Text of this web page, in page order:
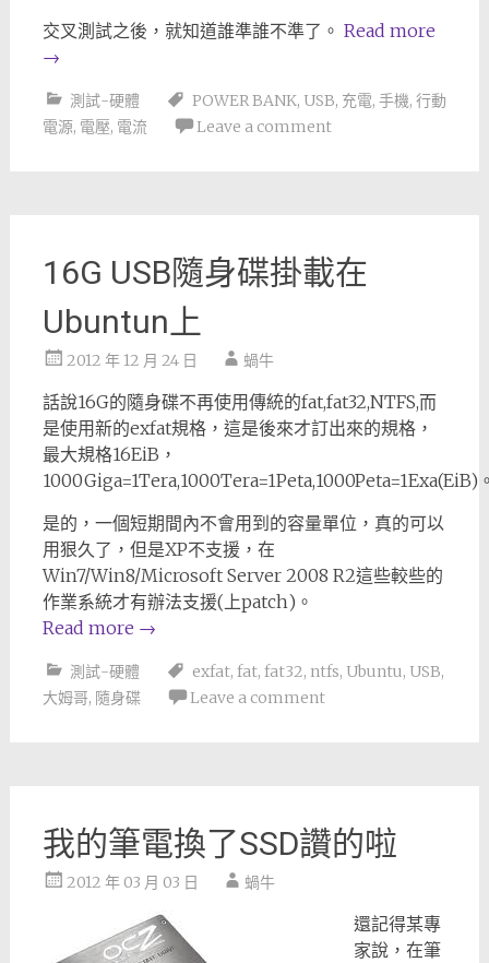
交叉測試之後，就知道誰準誰不準了。 Read more
→
測試-硬體 POWER BANK, USB, 充電, 手機, 行動
電源, 電壓, 電流 Leave a comment
16G USB隨身碟掛載在
Ubuntun上
2012 年 12 月 24 日 蝸牛
話說16G的隨身碟不再使用傳統的fat,fat32,NTFS,而
是使用新的exfat規格，這是後來才訂出來的規格，
最大規格16EiB，
1000Giga=1Tera,1000Tera=1Peta,1000Peta=1Exa(EiB)
是的，一個短期間內不會用到的容量單位，真的可以
用狠久了，但是XP不支援，在
Win7/Win8/Microsoft Server 2008 R2這些較些的
作業系統才有辦法支援(上patch)。
Read more →
測試-硬體 exfat, fat, fat32, ntfs, Ubuntu, USB,
大姆哥, 隨身碟 Leave a comment
我的筆電換了SSD讚的啦
2012 年 03 月 03 日 蝸牛
還記得某專
家說，在筆